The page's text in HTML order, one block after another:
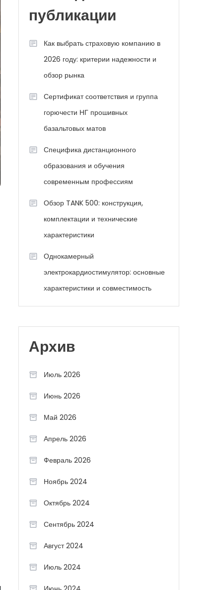
публикации
Как выбрать страховую компанию в
2026 году: критерии надежности и
обзор рынка
Сертификат соответствия и группа
горючести НГ прошивных
базальтовых матов
Специфика дистанционного
образования и обучения
современным профессиям
Обзор TANK 500: конструкция,
комплектации и технические
характеристики
Однокамерный
электрокардиостимулятор: основные
характеристики и совместимость
Архив
Июль 2026
Июнь 2026
Май 2026
Апрель 2026
Февраль 2026
Ноябрь 2024
Октябрь 2024
Сентябрь 2024
Август 2024
Июль 2024